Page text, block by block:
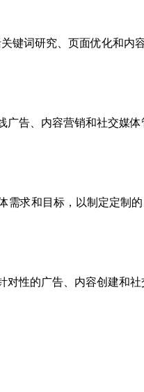
键词研究、页面优化和
告、内容营销和社交媒
求和目标，以制定定制
性的广告、内容创建和